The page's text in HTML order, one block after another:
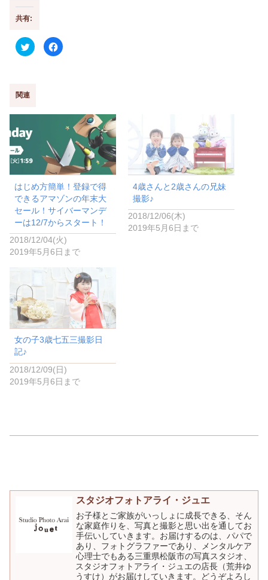
共有:
ク
リ
t
r
で
(
新
し
ウ
ィ
ン
ド
ウ
で
開
き
ま
す
F
a
有
る
ク
リ
ッ
ク
し
て
く
だ
さ
い
(
新
し
い
ウ
ウ
き
す
関連
はじめ方簡単！登録で得
できるアマゾンの年末大
セール！サイバーマンデ
ーは12/7からスタート！
2018/12/04(火)
2019年5月6日まで
4歳さんと2歳さんの兄妹
撮影♪
2018/12/06(木)
2019年5月6日まで
女の子3歳七五三撮影日
記♪
2018/12/09(日)
2019年5月6日まで
スタジオフォトアライ・ジュエ
お子様とご家族がいっしょに成長できる、そん
な家庭作りを、写真と撮影と思い出を通してお
手伝いしていきます。お届けするのは、パパで
あり、フォトグラファーであり、メンタルケア
心理士でもある三重県松阪市の写真スタジオ、
スタジオフォトアライ・ジュエの店長（荒井ゆ
うすけ）がお届けしていきます。どうぞよろし